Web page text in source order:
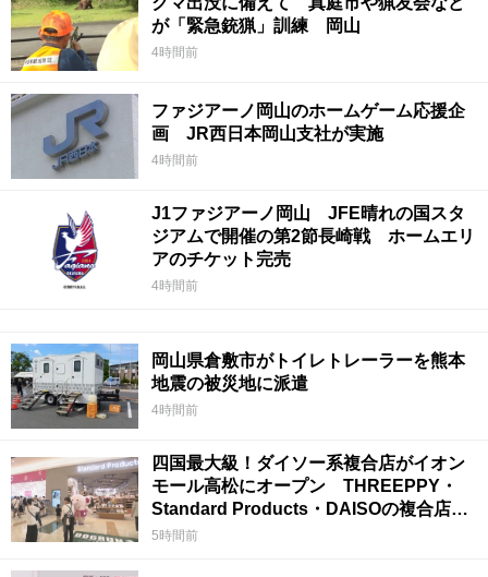
が「緊急銃猟」訓練 岡山
4時間前
ファジアーノ岡山のホームゲーム応援企
画 JR西日本岡山支社が実施
4時間前
J1ファジアーノ岡山 JFE晴れの国スタ
ジアムで開催の第2節長崎戦 ホームエリ
アのチケット完売
4時間前
岡山県倉敷市がトイレトレーラーを熊本
地震の被災地に派遣
4時間前
四国最大級！ダイソー系複合店がイオン
モール高松にオープン THREEPPY・
Standard Products・DAISOの複合店は
香川県初
5時間前